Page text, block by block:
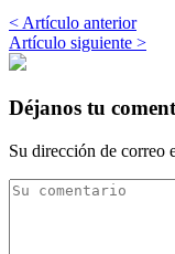
< Artículo anterior
Artículo siguiente >
Déjanos tu
Su dirección de correo